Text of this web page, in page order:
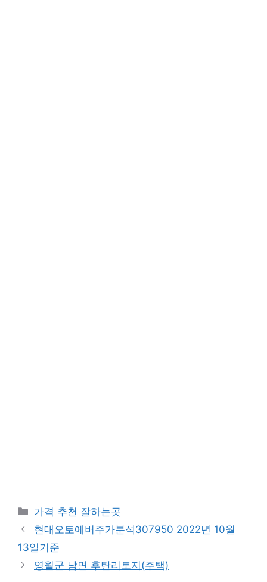
카
테
리
가격 추천 잘하는곳
현대오토에버주가분석307950 2022년 10월
13일기준
영월군 남면 후탄리토지(주택)